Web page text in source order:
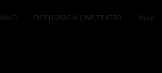
DISCOGRAFÍA,CINE,TEATRO More